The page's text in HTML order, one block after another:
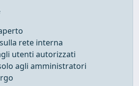
rete interna
utenti autorizzati
agli amministratori